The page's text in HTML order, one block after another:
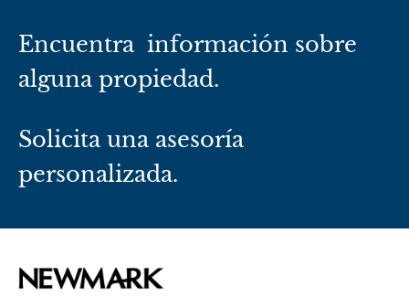
Encuentra información sobre
alguna propiedad.
Solicita una asesoría
personalizada.